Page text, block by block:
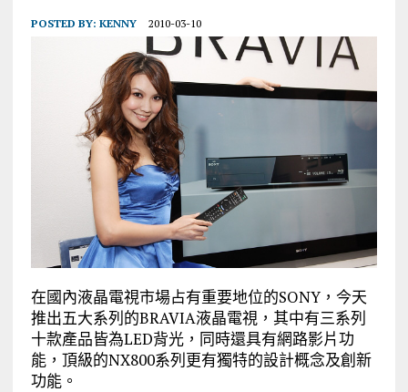
POSTED BY: KENNY 2010-03-10
在國內液晶電視市場占有重要地位的SONY，今天
推出五大系列的BRAVIA液晶電視，其中有三系列
十款產品皆為LED背光，同時還具有網路影片功
能，頂級的NX800系列更有獨特的設計概念及創新
功能。